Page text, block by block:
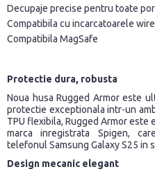
Decupaje precise pentru toate
Compatibila cu incarcatoarele
Compatibila MagSafe
Protectie dura, robusta
Noua husa Rugged Armor este
protectie exceptionala intr-un
TPU flexibila, Rugged Armor este
marca inregistrata Spigen,
telefonul Samsung Galaxy S25 in
Design mecanic elegant